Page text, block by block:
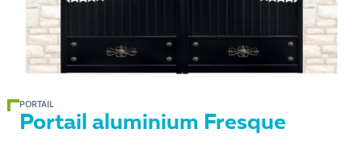
PORTAIL
Portail aluminium Fresque